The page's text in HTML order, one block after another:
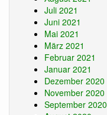
Juli 2021
Juni 2021
Mai 2021
März 2021
Februar 2021
Januar 2021
Dezember 2020
November 2020
September 2020